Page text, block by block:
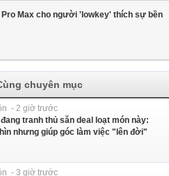
Pro Max cho người 'lowkey' thích sự bền
chuyên mục
- 2 giờ trước
tranh thủ săn deal loạt món này:
nhưng giúp góc làm việc "lên đời"
- 3 giờ trước